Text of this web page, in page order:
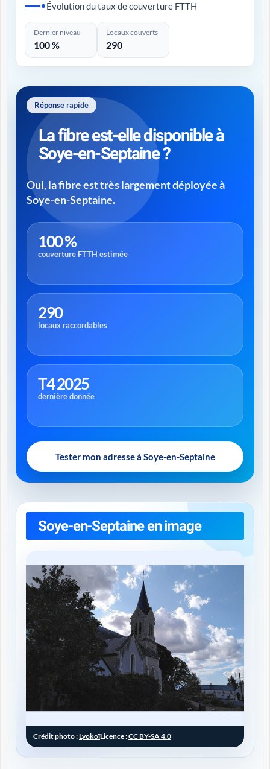
Évolution du taux de couverture FTTH
Dernier niveau
100 %
Locaux couverts
290
Réponse rapide
La fibre est-elle disponible à
Soye-en-Septaine ?
Oui, la fibre est très largement déployée à
Soye-en-Septaine.
100 %
couverture FTTH estimée
290
locaux raccordables
T4 2025
dernière donnée
Tester mon adresse à Soye-en-Septaine
Soye-en-Septaine en image
Crédit photo :LyokoïLicence :CC BY-SA 4.0